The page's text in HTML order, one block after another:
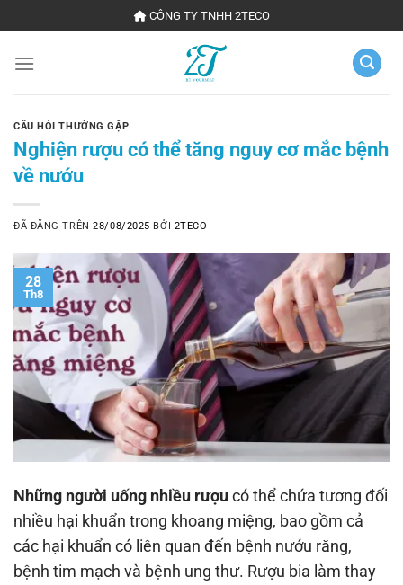
đến
nội
CÔNG TY TNHH 2TECO
CÂU HỎI THƯỜNG GẶP
Nghiện rượu có thể tăng nguy cơ mắc bệnh
về nướu
ĐÃ ĐĂNG TRÊN28/08/2025 BỞI 2TECO
28
Th8
Những người uống nhiều rượucó thể chứa tương đối
nhiều hại khuẩn trong khoang miệng, bao gồm cả
các hại khuẩn có liên quan đến bệnh nướu răng,
bệnh tim mạch và bệnh ung thư. Rượu bia làm thay